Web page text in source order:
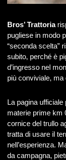
Bros’ Trattoria
pugliese in modo
“seconda scelta”
subito, perché è
d’ingresso nel
più conviviale,
La pagina
materie prime km
cornice del trullo
tratta di usare il
nell’esperienza.
da campagna,